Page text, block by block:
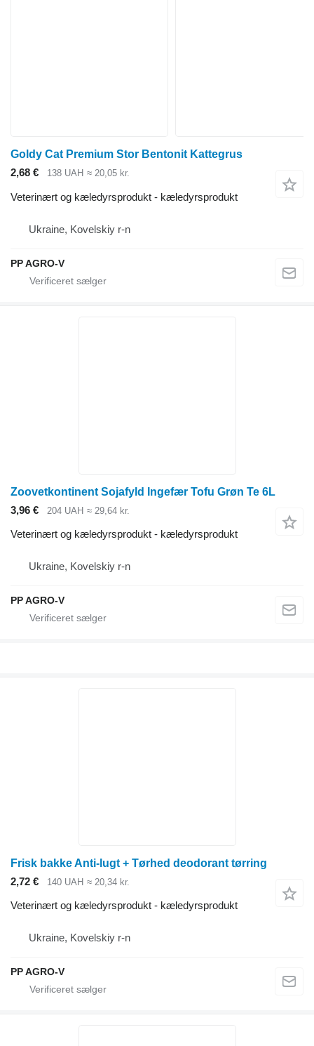
Goldy Cat Premium Stor Bentonit Kattegrus
2,68 €
138 UAH ≈ 20,05 kr.
Veterinært og kæledyrsprodukt - kæledyrsprodukt
Ukraine, Kovelskiy r-n
PP AGRO-V
Zoovetkontinent Sojafyld Ingefær Tofu Grøn Te 6L
3,96 €
204 UAH ≈ 29,64 kr.
Veterinært og kæledyrsprodukt - kæledyrsprodukt
Ukraine, Kovelskiy r-n
PP AGRO-V
Frisk bakke Anti-lugt + Tørhed deodorant tørring
2,72 €
140 UAH ≈ 20,34 kr.
Veterinært og kæledyrsprodukt - kæledyrsprodukt
Ukraine, Kovelskiy r-n
PP AGRO-V